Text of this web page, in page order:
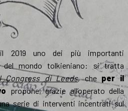
2019 uno dei più importanti
del mondo tolkieniano: si tratta
Congress di Leeds, che per il
propone, grazie all’operato della
serie di interventi incentrati sul